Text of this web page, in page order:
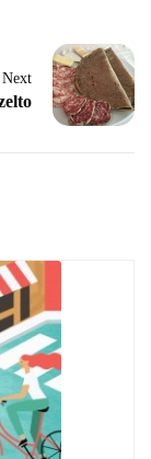
Next